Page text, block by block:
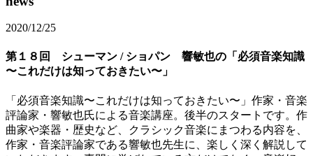
2020/12/25
第１８回 シューマン / ショパン 響敏也の「必須音楽知識
〜これだけは知っておきたい〜」
「必須音楽知識〜これだけは知っておきたい〜」作家・音楽
評論家・響敏也氏による音楽講座。後半のスタートです。作
曲家や楽器・歴史など、クラシック音楽にまつわる内容を、
作家・音楽評論家である響敏也先生に、楽しく深く解説して